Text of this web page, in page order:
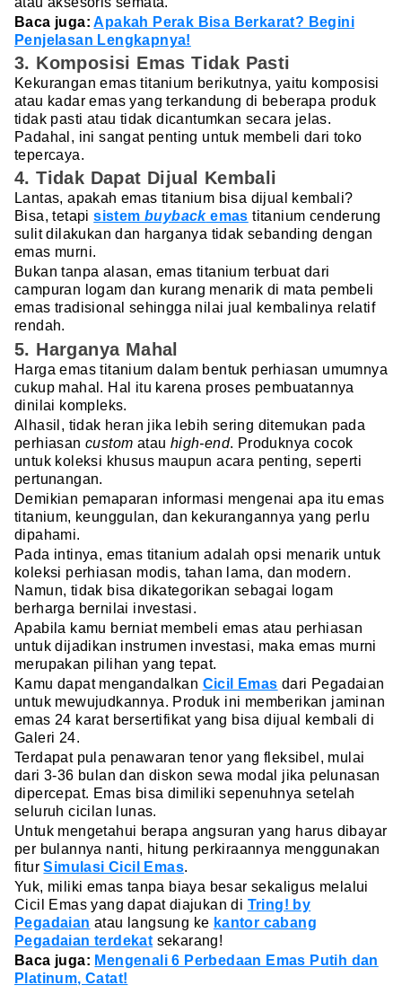
Baca juga:Apakah Perak Bisa Berkarat? Begini
Penjelasan Lengkapnya!
3. Komposisi Emas Tidak Pasti
Kekurangan emas titanium berikutnya, yaitu komposisi
atau kadar emas yang terkandung di beberapa produk
tidak pasti atau tidak dicantumkan secara jelas.
Padahal, ini sangat penting untuk membeli dari toko
tepercaya.
4. Tidak Dapat Dijual Kembali
Lantas, apakah emas titanium bisa dijual kembali?
Bisa, tetapisistembuybackemas titanium cenderung
sulit dilakukan dan harganya tidak sebanding dengan
emas murni.
Bukan tanpa alasan, emas titanium terbuat dari
campuran logam dan kurang menarik di mata pembeli
emas tradisional sehingga nilai jual kembalinya relatif
rendah.
5. Harganya Mahal
Harga emas titanium dalam bentuk perhiasan umumnya
cukup mahal. Hal itu karena proses pembuatannya
dinilai kompleks.
Alhasil, tidak heran jika lebih sering ditemukan pada
perhiasancustom atau high-end. Produknya cocok
untuk koleksi khusus maupun acara penting, seperti
pertunangan.
Demikian pemaparan informasi mengenai apa itu emas
titanium, keunggulan, dan kekurangannya yang perlu
dipahami.
Pada intinya, emas titanium adalah opsi menarik untuk
koleksi perhiasan modis, tahan lama, dan modern.
Namun, tidak bisa dikategorikan sebagai logam
berharga bernilai investasi.
Apabila kamu berniat membeli emas atau perhiasan
untuk dijadikan instrumen investasi, maka emas murni
merupakan pilihan yang tepat.
Kamu dapat mengandalkan Cicil Emas dari Pegadaian
untuk mewujudkannya. Produk ini memberikan jaminan
emas 24 karat bersertifikat yang bisa dijual kembali di
Galeri 24.
Terdapat pula penawaran tenor yang fleksibel, mulai
dari 3-36 bulan dan diskon sewa modal jika pelunasan
dipercepat. Emas bisa dimiliki sepenuhnya setelah
seluruh cicilan lunas.
Untuk mengetahui berapa angsuran yang harus dibayar
per bulannya nanti, hitung perkiraannya menggunakan
fiturSimulasi Cicil Emas.
Yuk, miliki emas tanpa biaya besar sekaligus melalui
Cicil Emas yang dapat diajukan di Tring! by
Pegadaian atau langsung ke kantor cabang
Pegadaian terdekat sekarang!
Baca juga: Mengenali 6 Perbedaan Emas Putih dan
Platinum, Catat!